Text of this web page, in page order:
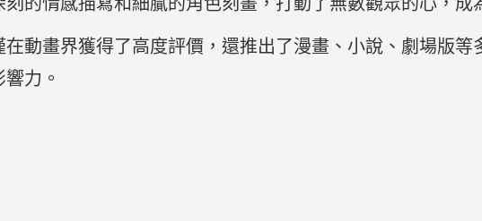
在動畫界獲得了高度評價，還推出了漫畫、小說、劇場版
力。